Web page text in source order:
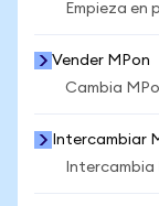
Empieza en
Vender MPon
Cambia
Intercambiar
Intercambia